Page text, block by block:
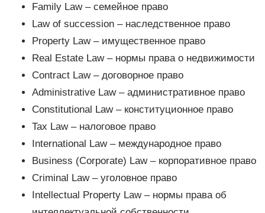
Family Law – семейное право
Law of succession – наследственное право
Property Law – имущественное право
Real Estate Law – нормы права о недвижимости
Contract Law – договорное право
Administrative Law – административное право
Constitutional Law – конституционное право
Tax Law – налоговое право
International Law – международное право
Business (Corporate) Law – корпоративное право
Criminal Law – уголовное право
Intellectual Property Law – нормы права об